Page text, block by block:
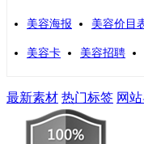
美容海报 美容价目
美容卡 美容招聘
最新素材 热门标签 网